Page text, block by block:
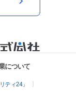
について
ティ24」